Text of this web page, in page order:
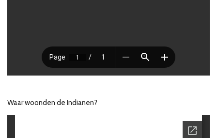
Waar woonden de Indianen?